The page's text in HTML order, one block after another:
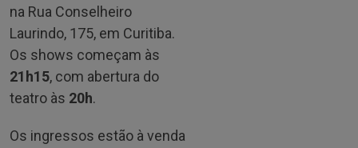
na Rua Conselheiro
Laurindo, 175, em Curitiba.
Os shows começam às
21h15, com abertura do
teatro às 20h.
Os ingressos estão à venda